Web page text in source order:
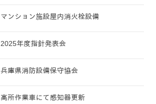
マンション施設屋内消火栓設備
2025年度指針発表会
兵庫県消防設備保守協会
高所作業車にて感知器更新